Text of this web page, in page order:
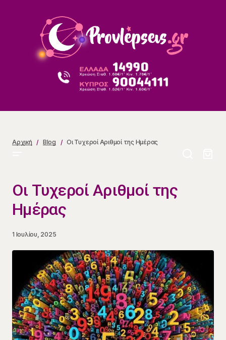
Αρχική Blog Οι Τυχεροί Αριθμοί της Ημέρας
Οι Τυχεροί Αριθμοί της
Ημέρας
1 Ιουλίου, 2025